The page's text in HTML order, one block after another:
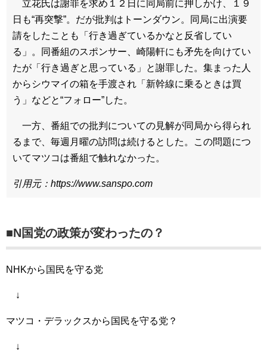
立花氏は謝罪を求め１２日に同局前に押しかけ、１９
日も“再突撃”。だが批判はトーンダウン。同局に出演要
請をしたことも「行き過ぎているかなと反省してい
る」。同番組のスポンサー、崎陽軒にも矛先を向けてい
たが「行き過ぎと思っている」と謝罪した。集まった人
からシウマイの箱を手渡され「新幹線に乗るときは買
う」などと“フォロー”した。
一方、番組での批判についての見解が同局から得られ
るまで、毎週月曜の訪問は続けるとした。この問題につ
いてマツコは番組で触れなかった。
引用元：https://www.sanspo.com
■N国党の政策が変わったの？
NHKから国民を守る党
↓
マツコ・デラックスから国民を守る党？
↓